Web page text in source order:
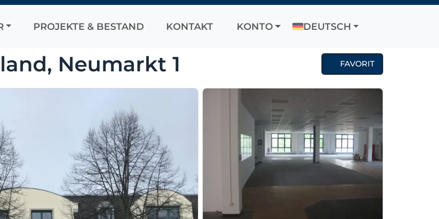
PROJEKTE & BESTAND KONTAKT KONTO DEUTSCH
Neumarkt 1 FAVORIT